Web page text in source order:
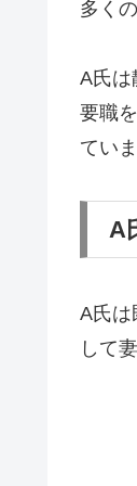
多く
A氏は
要職
ていま
A
A氏は
して